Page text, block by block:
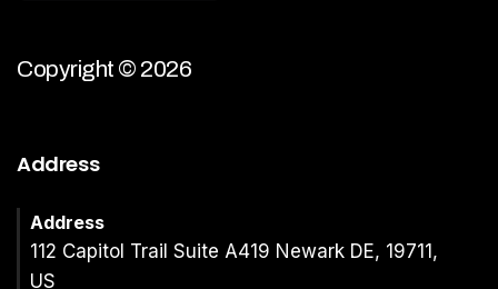
Copyright © 2026
Address
Address
112 Capitol Trail Suite A419 Newark DE, 19711,
US